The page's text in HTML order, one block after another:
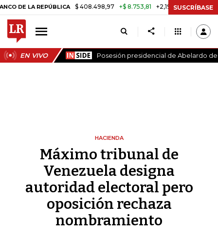
REPÚBLICA $ 408.498,97 +$ 8.753,81 +2,19% TASA DE USURA
SUSCRÍBASE
EN VIVO Posesión presidencial de Abelardo de
HACIENDA
Máximo tribunal de
Venezuela designa
autoridad electoral pero
oposición rechaza
nombramiento